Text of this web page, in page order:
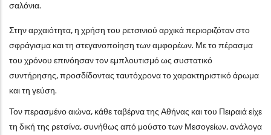
σαλόνια.
Στην αρχαιότητα, η χρήση του ρετσινιού αρχικά περιοριζόταν στο
σφράγισμα και τη στεγανοποίηση των αμφορέων. Με το πέρασμα
του χρόνου επινόησαν τον εμπλουτισμό ως συστατικό
συντήρησης, προσδίδοντας ταυτόχρονα το χαρακτηριστικό άρωμα
και τη γεύση.
Τον περασμένο αιώνα, κάθε ταβέρνα της Αθήνας και του Πειραιά είχε
τη δική της ρετσίνα, συνήθως από μούστο των Μεσογείων, ανάλογα